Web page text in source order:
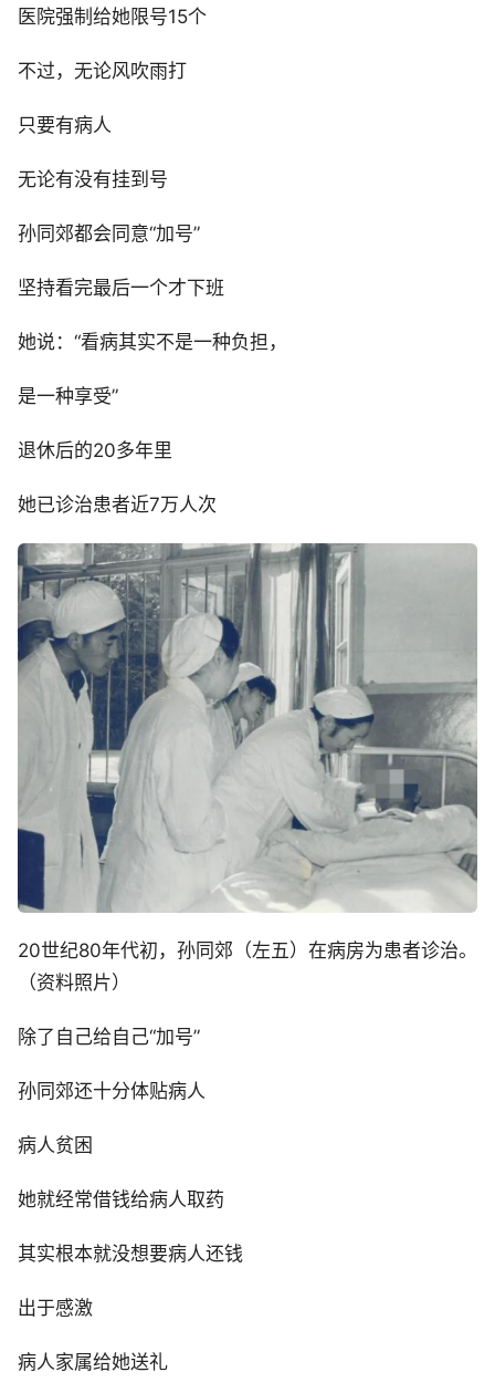
医院强制给她限号15个
不过，无论风吹雨打
只要有病人
无论有没有挂到号
孙同郊都会同意“加号”
坚持看完最后一个才下班
她说：“看病其实不是一种负担，
是一种享受”
退休后的20多年里
她已诊治患者近7万人次
20世纪80年代初，孙同郊（左五）在病房为患者诊治。
（资料照片）
除了自己给自己“加号”
孙同郊还十分体贴病人
病人贫困
她就经常借钱给病人取药
其实根本就没想要病人还钱
出于感激
病人家属给她送礼